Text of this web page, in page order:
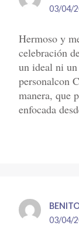
03/04/
Hermoso y
celebración
un ideal ni
personalcon
manera, que
enfocada
03/04/